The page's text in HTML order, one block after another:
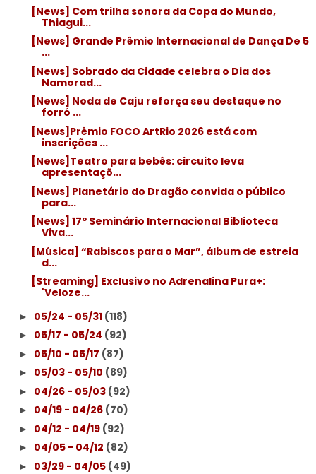
[News] Com trilha sonora da Copa do Mundo,
Thiagui...
[News] Grande Prêmio Internacional de Dança De 5
...
[News] Sobrado da Cidade celebra o Dia dos
Namorad...
[News] Noda de Caju reforça seu destaque no
forró ...
[News]Prêmio FOCO ArtRio 2026 está com
inscrições ...
[News]Teatro para bebês: circuito leva
apresentaçõ...
[News] Planetário do Dragão convida o público
para...
[News] 17º Seminário Internacional Biblioteca
Viva...
[Música] “Rabiscos para o Mar”, álbum de estreia
d...
[Streaming] Exclusivo no Adrenalina Pura+:
'Veloze...
► 05/24 - 05/31 (118)
► 05/17 - 05/24 (92)
► 05/10 - 05/17 (87)
► 05/03 - 05/10 (89)
► 04/26 - 05/03 (92)
► 04/19 - 04/26 (70)
► 04/12 - 04/19 (92)
► 04/05 - 04/12 (82)
► 03/29 - 04/05 (49)